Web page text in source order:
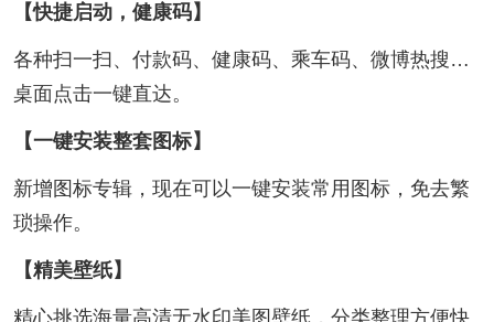
【快捷启动，健康码】
各种扫一扫、付款码、健康码、乘车码、微博热搜…
桌面点击一键直达。
【一键安装整套图标】
新增图标专辑，现在可以一键安装常用图标，免去繁
琐操作。
【精美壁纸】
精心挑选海量高清无水印美图壁纸，分类整理方便快